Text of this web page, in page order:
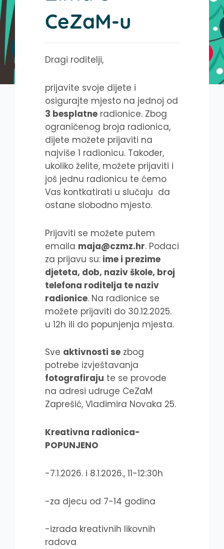
CeZaM-u
Dragi roditelji,
prijavite svoje dijete i
osigurajte mjesto na jednoj od
3 besplatne radionice. Zbog
ograničenog broja radionica,
dijete možete prijaviti na
najviše 1 radionicu. Također,
ukoliko želite, možete prijaviti i
još jednu radionicu te ćemo
Vas kontkatirati u slučaju da
ostane slobodno mjesto.
Prijaviti se možete putem
emaila maja@czmz.hr. Podaci
za prijavu su: ime i prezime
djeteta, dob, naziv škole, broj
telefona roditelja te naziv
radionice. Na radionice se
možete prijaviti do 30.12.2025.
u 12h ili do popunjenja mjesta.
Sve aktivnosti se zbog
potrebe izvještavanja
fotografiraju te se provode
na adresi udruge CeZaM
Zaprešić, Vladimira Novaka 25.
Kreativna radionica-
POPUNJENO
-7.1.2026. i 8.1.2026., 11-12:30h
-za djecu od 7-14 godina
-izrada kreativnih likovnih
radova